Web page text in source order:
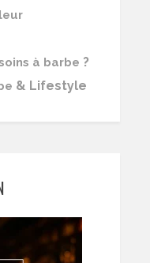
à barbe ?
& Lifestyle